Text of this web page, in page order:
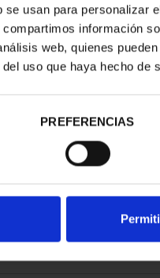
usan para personalizar
información
web, quienes
uso que haya hecho de
PREFERENCIAS
III -